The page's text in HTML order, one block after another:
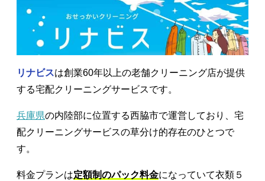
リナビスは創業60年以上の老舗クリーニング店が提供
する宅配クリーニングサービスです。
兵庫県の内陸部に位置する西脇市で運営しており、宅
配クリーニングサービスの草分け的存在のひとつで
す。
料金プランは定額制のパック料金になっていて衣類５